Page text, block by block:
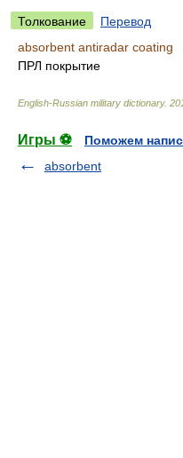
Толкование
Перевод
absorbent antiradar coating
ПРЛ покрытие
English-Russian military dictionary.
Игры ⚽
Поможем
absorbent